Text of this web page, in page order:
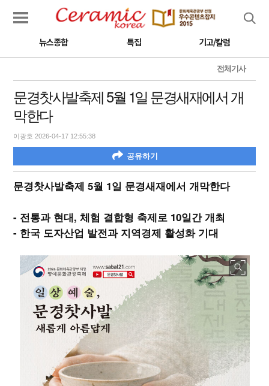
뉴스종합 특집 기고/칼럼
전체기사
문경찻사발축제 5월 1일 문경새재에서 개
막한다
이광호 2026-04-17 12:55:38
공유하기
문경찻사발축제 5월 1일 문경새재에서 개막한다
- 전통과 현대, 체험 결합형 축제로 10일간 개최
- 한국 도자산업 발전과 지역경제 활성화 기대
검색